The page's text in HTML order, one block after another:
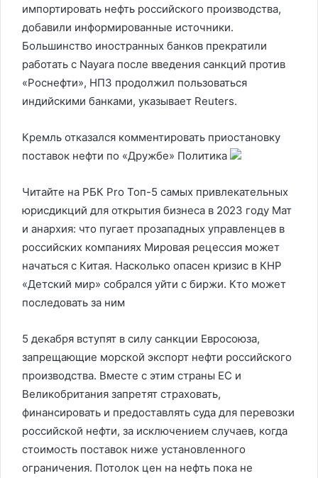
импортировать нефть российского производства,
добавили информированные источники.
Большинство иностранных банков прекратили
работать с Nayara после введения санкций против
«Роснефти», НПЗ продолжил пользоваться
индийскими банками, указывает Reuters.
Кремль отказался комментировать приостановку
поставок нефти по «Дружбе» Политика
Читайте на РБК Pro Топ-5 самых привлекательных
юрисдикций для открытия бизнеса в 2023 году Мат
и анархия: что пугает прозападных управленцев в
российских компаниях Мировая рецессия может
начаться с Китая. Насколько опасен кризис в КНР
«Детский мир» собрался уйти с биржи. Кто может
последовать за ним
5 декабря вступят в силу санкции Евросоюза,
запрещающие морской экспорт нефти российского
производства. Вместе с этим страны ЕС и
Великобритания запретят страховать,
финансировать и предоставлять суда для перевозки
российской нефти, за исключением случаев, когда
стоимость поставок ниже установленного
ограничения. Потолок цен на нефть пока не